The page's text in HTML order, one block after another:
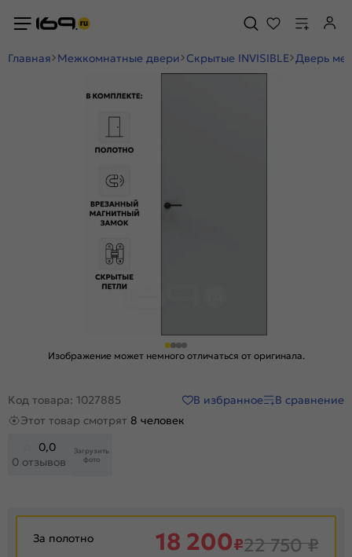
Главная Межкомнатные двери Скрытые INVISIBLE Дверь
Изображение может немного отличаться от оригинала.
Код товара: 1027885 В избранное
В сравнение
Этот товар смотрят 8 человек
0,0
0 отзывов
Загрузить
фото
За полотно 18 200₽22 750₽